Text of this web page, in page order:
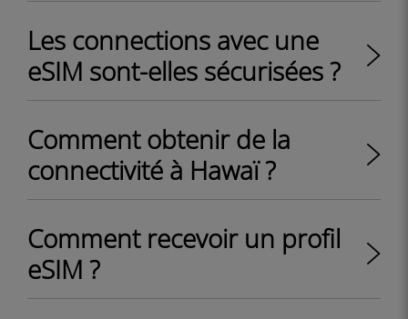
Les connections avec une
eSIM sont-elles sécurisées ?
Comment obtenir de la
connectivité à Hawaï ?
Comment recevoir un profil
eSIM ?